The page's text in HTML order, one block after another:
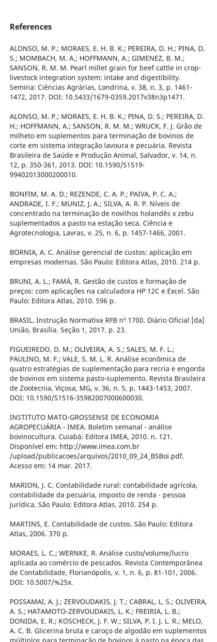
References
ALONSO, M. P.; MORAES, E. H. B. K.; PEREIRA, D. H.; PINA, D.
S.; MOMBACH, M. A.; HOFFMANN, A.; GIMENEZ, B. M.;
SANSON, R. M. M. Pearl millet grain for beef cattle in crop-
livestock integration system: intake and digestibility.
Semina: Ciências Agrárias, Londrina, v. 38, n. 3, p. 1461-
1472, 2017. DOI: 10.5433/1679-0359.2017v38n3p1471.
ALONSO, M. P.; MORAES, E. H. B. K.; PINA, D. S.; PEREIRA, D.
H.; HOFFMANN, A.; SANSON, R. M. M.; WRUCK, F. J. Grão de
milheto em suplementos para terminação de bovinos de
corte em sistema integração lavoura e pecuária. Revista
Brasileira de Saúde e Produção Animal, Salvador, v. 14, n.
12, p. 350-361, 2013. DOI: 10.1590/S1519-
99402013000200010.
BONFIM, M. A. D.; REZENDE, C. A. P.; PAIVA, P. C. A.;
ANDRADE, I. F.; MUNIZ, J. A.; SILVA, A. R. P. Níveis de
concentrado na terminação de novilhos holandês x zebu
suplementados a pasto na estação seca. Ciência e
Agrotecnologia, Lavras, v. 25, n. 6, p. 1457-1466, 2001.
BORNIA, A. C. Análise gerencial de custos: aplicação em
empresas modernas. São Paulo: Editora Atlas, 2010. 214 p.
BRUNI, A. L.; FAMÁ, R. Gestão de custos e formação de
preços: com aplicações na calculadora HP 12C e Excel. São
Paulo: Editora Atlas, 2010. 596 p.
BRASIL. Instrução Normativa RFB nº 1700. Diário Oficial [da]
União, Brasília. Seção 1, 2017. p. 23.
FIGUEIREDO, D. M.; OLIVEIRA, A. S.; SALES, M. F. L.;
PAULINO, M. F.; VALE, S. M. L. R. Análise econômica de
quatro estratégias de suplementação para recria e engorda
de bovinos em sistema pasto-suplemento. Revista Brasileira
de Zootecnia, Viçosa, MG, v. 36, n. 5, p. 1443-1453, 2007.
DOI: 10.1590/S1516-35982007000600030.
INSTITUTO MATO-GROSSENSE DE ECONOMIA
AGROPECUÁRIA - IMEA. Boletim semanal - análise
bovinocultura. Cuiabá: Editora IMEA, 2010. n. 121.
Disponível em: http://www.imea.com.br
/upload/publicacoes/arquivos/2010_09_24_BSBoi.pdf.
Acesso em: 14 mar. 2017.
MARION, J. C. Contabilidade rural: contabilidade agrícola,
contabilidade da pecuária, imposto de renda - pessoa
jurídica. São Paulo: Editora Atlas, 2010. 254 p.
MARTINS, E. Contabilidade de custos. São Paulo: Editora
Atlas, 2006. 370 p.
MORAES, L. C.; WERNKE, R. Análise custo/volume/lucro
aplicada ao comércio de pescados. Revista Contemporânea
de Contabilidade, Florianópolis, v. 1, n. 6, p. 81-101, 2006.
DOI: 10.5007/%25x.
POSSAMAI, A. J.; ZERVOUDAKIS, J. T.; CABRAL, L. S.; OLIVEIRA,
A. S.; HATAMOTO-ZERVOUDAKIS, L. K.; FREIRIA, L. B.;
DONIDA, E. R.; KOSCHECK, J. F. W.; SILVA, P. I. J. L. R.; MELO,
A. C. B. Glicerina bruta e caroço de algodão em suplementos
múltiplos para terminação de bovinos à pasto na época das